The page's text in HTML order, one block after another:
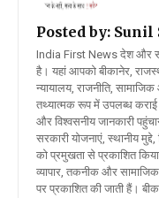
Posted by:
India First News देश और
है। यहां आपको बीकानेर,
न्यायालय, राजनीति,
तथ्यात्मक रूप में उपलब्ध कराई
और विश्वसनीय जानकारी
सरकारी योजनाएं, स्थानीय
को प्रमुखता से प्रकाशित
व्यापार, तकनीक और
पर प्रकाशित की जाती हैं।